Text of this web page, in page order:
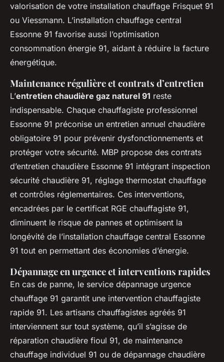
valorisation de votre installation chauffage Frisquet 91
ou Viessmann. L’installation chauffage central
Essonne 91 favorise aussi l’optimisation
consommation énergie 91, aidant à réduire la facture
énergétique.
Maintenance régulière et contrats d’entretien
L’entretien chaudière gaz naturel 91 reste
indispensable. Chaque chauffagiste professionnel
Essonne 91 préconise un entretien annuel chaudière
obligatoire 91 pour prévenir dysfonctionnements et
protéger votre sécurité. MBP propose des contrats
d’entretien chaudière Essonne 91 intégrant inspection
sécurité chaudière 91, réglage thermostat chauffage
et contrôles réglementaires. Ces interventions,
encadrées par le certificat RGE chauffagiste 91,
diminuent le risque de pannes et optimisent la
longévité de l’installation chauffage central Essonne
91 tout en permettant des économies d’énergie.
Dépannage en urgence et interventions rapides
En cas de panne, le service dépannage urgence
chauffage 91 garantit une intervention chauffagiste
rapide 91. Les artisans chauffagistes agréés 91
interviennent sur tout système, qu’il s’agisse de
réparation chaudière fioul 91, de maintenance
chauffage individuel 91 ou de dépannage chaudière